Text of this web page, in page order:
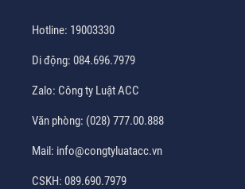
Hotline: 19003330
Di động: 084.696.7979
Zalo: Công ty Luật ACC
Văn phòng: (028) 777.00.888
Mail: info@congtyluatacc.vn
CSKH: 089.690.7979